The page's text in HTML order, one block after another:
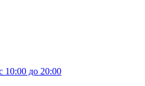
10:00 до 20:00